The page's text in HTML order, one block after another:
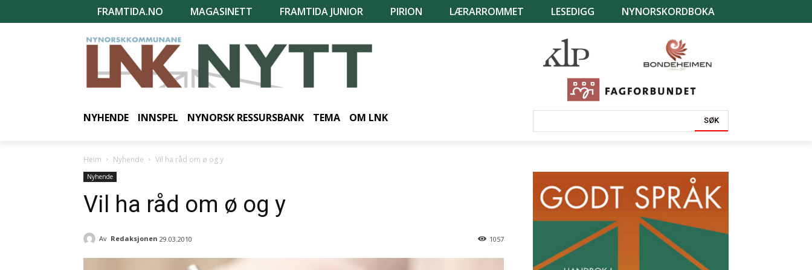
FRAMTIDA.NO MAGASINETT FRAMTIDA JUNIOR PIRION LÆRARROMMET LESEDIGG NYNORSKORDBOKA
NYHENDE INNSPEL NYNORSK RESSURSBANK TEMA OM LNK SØK
Heim Nyhende Vil ha råd om ø og y
Nyhende
Vil ha råd om ø og y
Av Redaksjonen 29.03.2010 1057